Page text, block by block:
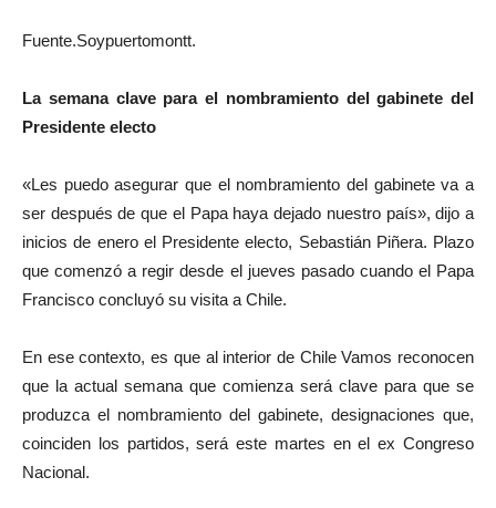
Fuente.Soypuertomontt.
La semana clave para el nombramiento del gabinete del
Presidente electo
«Les puedo asegurar que el nombramiento del gabinete va a
ser después de que el Papa haya dejado nuestro país», dijo a
inicios de enero el Presidente electo, Sebastián Piñera. Plazo
que comenzó a regir desde el jueves pasado cuando el Papa
Francisco concluyó su visita a Chile.
En ese contexto, es que al interior de Chile Vamos reconocen
que la actual semana que comienza será clave para que se
produzca el nombramiento del gabinete, designaciones que,
coinciden los partidos, será este martes en el ex Congreso
Nacional.